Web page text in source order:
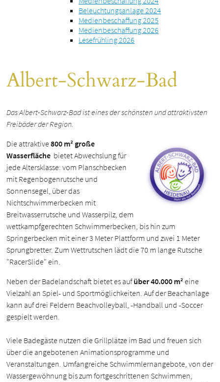
Beleuchtungsanlage 2024
Medienbeschaffung 2025
Medienbeschaffung 2026
Lesefrühling 2026
Albert-Schwarz-Bad
Das Albert-Schwarz-Bad ist eines der schönsten und attraktivsten
Freibäder der Region.
Die attraktive800 m² große
Wasserfläche bietet Abwechslung für
jede Altersklasse: vom Planschbecken
mit Regenbogenrutsche und
Sonnensegel, über das
Nichtschwimmerbecken mit
Breitwasserrutsche und Wasserpilz, dem
wettkampfgerechten Schwimmerbecken, bis hin zum
Springerbecken mit einer 3 Meter Plattform und zwei 1 Meter
Sprungbretter. Zum Wettrutschen lädt die 70 m lange Rutsche
"RacerSlide" ein.
Neben der Badelandschaft bietet es aufüber 40.000 m²eine
Vielzahl an Spiel- und Sportmöglichkeiten. Auf der Beachanlage
kann auf drei Feldern Beachvolleyball, -Handball und -Soccer
gespielt werden.
Viele Badegäste nutzen die Grillplätze im Bad und freuen sich
über die angebotenen Animationsprogramme und
Veranstaltungen. Umfangreiche Schwimmlernangebote, von der
Wassergewöhnung bis zum fortgeschrittenen Schwimmen,